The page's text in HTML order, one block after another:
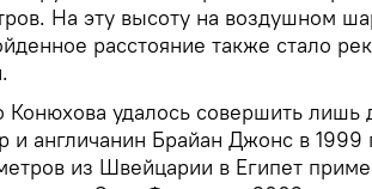
На эту высоту на воздушном
расстояние также стало
Конюхова удалось совершить лишь
англичанин Брайан Джонс в 1999
из Швейцарии в Египет